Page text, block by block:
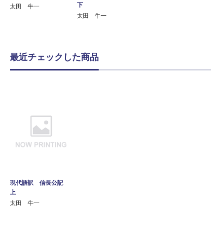
太田 牛一
下
太田 牛一
最近チェックした商品
現代語訳 信長公記
上
太田 牛一